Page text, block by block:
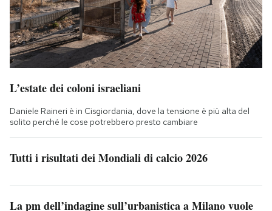
L’estate dei coloni israeliani
Daniele Raineri è in Cisgiordania, dove la tensione è più alta del
solito perché le cose potrebbero presto cambiare
Tutti i risultati dei Mondiali di calcio 2026
La pm dell’indagine sull’urbanistica a Milano vuole